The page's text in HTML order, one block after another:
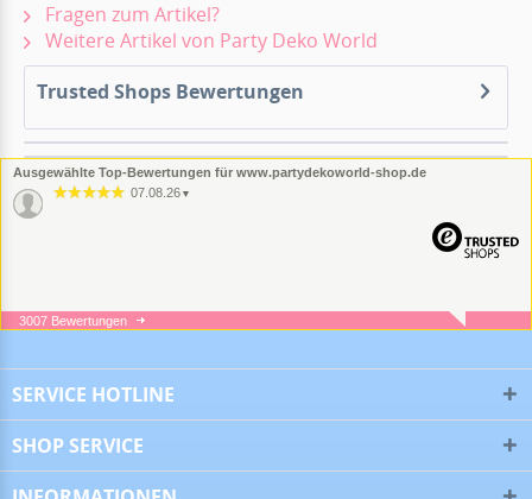
Fragen zum Artikel?
Weitere Artikel von Party Deko World
Trusted Shops Bewertungen
Ausgewählte Top-Bewertungen für www.partydekoworld-shop.de
07.08.26 ▼
05.08.26▼
3007 Bewertungen
SERVICE HOTLINE
SHOP SERVICE